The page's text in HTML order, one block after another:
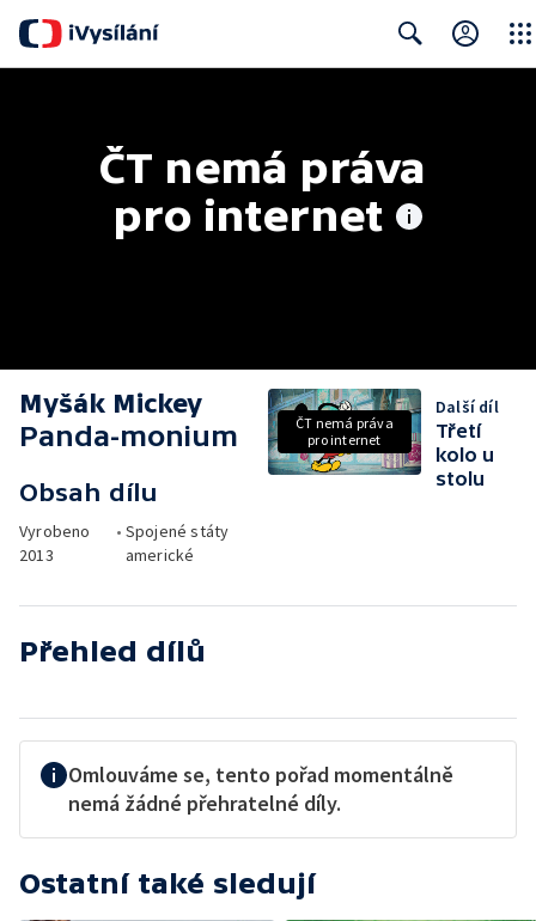
ČT nemá práva
pro internet
Myšák Mickey
Panda-monium
Obsah dílu
Vyrobeno
2013
• Spojené státy
americké
ČT nemá práva
pro internet
Další díl
Třetí
kolo u
stolu
Přehled dílů
Omlouváme se, tento pořad momentálně
nemá žádné přehratelné díly.
Ostatní také sledují